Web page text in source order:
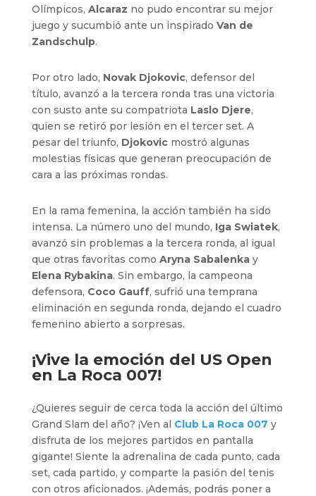
Olímpicos, Alcaraz no pudo encontrar su mejor
juego y sucumbió ante un inspirado Van de
Zandschulp.
Por otro lado, Novak Djokovic, defensor del
título, avanzó a la tercera ronda tras una victoria
con susto ante su compatriota Laslo Djere,
quien se retiró por lesión en el tercer set. A
pesar del triunfo, Djokovicmostró algunas
molestias físicas que generan preocupación de
cara a las próximas rondas.
En la rama femenina, la acción también ha sido
intensa. La número uno del mundo, Iga Swiatek,
avanzó sin problemas a la tercera ronda, al igual
que otras favoritas como Aryna Sabalenkay
Elena Rybakina. Sin embargo, la campeona
defensora, Coco Gauff, sufrió una temprana
eliminación en segunda ronda, dejando el cuadro
femenino abierto a sorpresas.
¡Vive la emoción del US Open
en La Roca 007!
¿Quieres seguir de cerca toda la acción del último
Grand Slam del año? ¡Ven al Club La Roca 007 y
disfruta de los mejores partidos en pantalla
gigante! Siente la adrenalina de cada punto, cada
set, cada partido, y comparte la pasión del tenis
con otros aficionados. ¡Además, podrás poner a